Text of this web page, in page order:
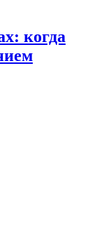
когда